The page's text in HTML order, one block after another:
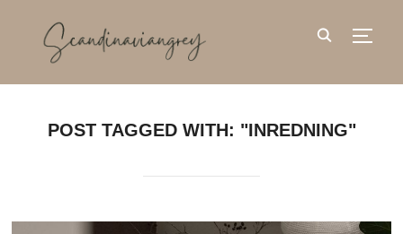
POST TAGGED WITH: "INREDNING"